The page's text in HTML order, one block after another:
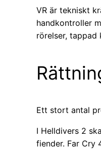
VR är tekniskt
handkontroller
rörelser,
Ett stort antal
I Helldivers 2
fiender. Far Cry